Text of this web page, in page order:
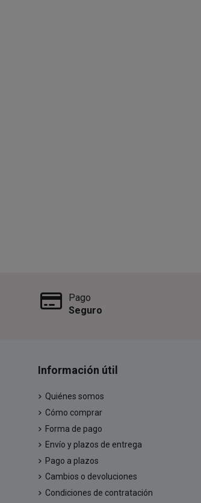
Pago
Seguro
Información útil
Quiénes somos
Cómo comprar
Forma de pago
Envío y plazos de entrega
Pago a plazos
Cambios o devoluciones
Condiciones de contratación